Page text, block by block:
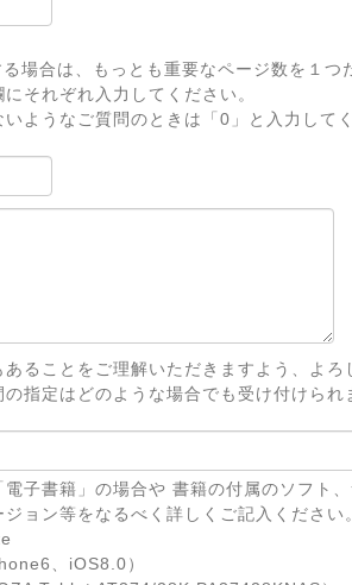
場合は、もっとも重要なページ数を１つ
それぞれ入力してください。
ようなご質問のときは「0」と入力してく
ることをご理解いただきますよう、よろ
指定はどのような場合でも受け付けられ
子書籍」の場合や 書籍の付属のソフト
ョン等をなるべく詳しくご記入ください。
、iOS8.0）